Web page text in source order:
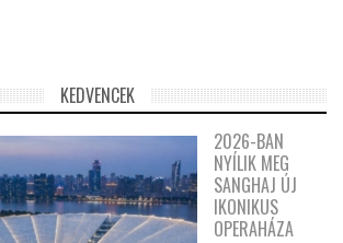
KEDVENCEK
2026-BAN
NYÍLIK MEG
SANGHAJ ÚJ
IKONIKUS
OPERAHÁZA